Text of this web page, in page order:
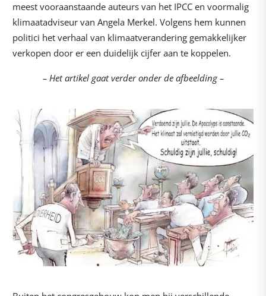
meest vooraanstaande auteurs van het IPCC en voormalig
klimaatadviseur van Angela Merkel. Volgens hem kunnen
politici het verhaal van klimaatverandering gemakkelijker
verkopen door er een duidelijk cijfer aan te koppelen.
– Het artikel gaat verder onder de afbeelding –